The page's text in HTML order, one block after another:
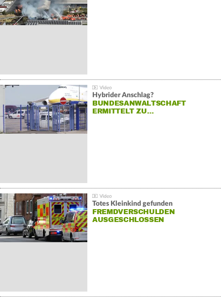
Hybrider Anschlag?
BUNDESANWALTSCHAFT
ERMITTELT ZU…
Totes Kleinkind gefunden
FREMDVERSCHULDEN
AUSGESCHLOSSEN